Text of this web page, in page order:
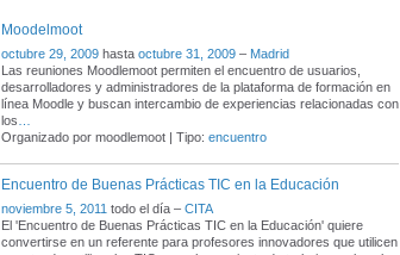
Moodelmoot
octubre 29, 2009 hasta octubre 31, 2009 – Madrid
Las reuniones Moodlemoot permiten el encuentro de usuarios,
desarrolladores y administradores de la plataforma de formación en
línea Moodle y buscan intercambio de experiencias relacionadas con
los…
Organizado por moodlemoot | Tipo: encuentro
Encuentro de Buenas Prácticas TIC en la Educación
noviembre 5, 2011 todo el día – CITA
El 'Encuentro de Buenas Prácticas TIC en la Educación' quiere
convertirse en un referente para profesores innovadores que utilicen